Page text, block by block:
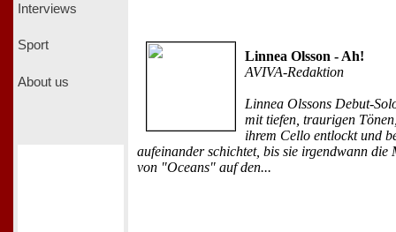
Interviews
Sport
About us
Linnea Olsson - Ah!
AVIVA-Redaktion
Linnea Olssons Debut-
mit tiefen, traurigen
ihrem Cello entlockt und
aufeinander schichtet, bis sie irgendwann die
von "Oceans" auf den...